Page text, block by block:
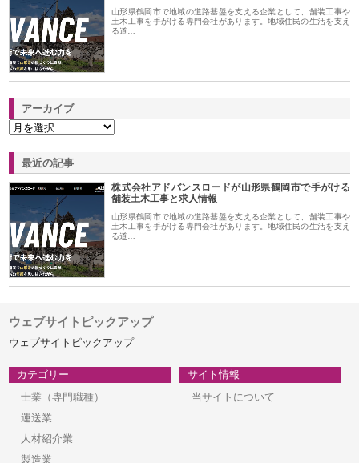
山形県鶴岡市で地域の道路基盤を支える企業として、舗装工事や
土木工事を手がける専門会社があります。地域住民の生活を支え
る道…
アーカイブ
最近の記事
株式会社アドバンスロードが山形県鶴岡市で手がける
舗装土木工事と求人情報
山形県鶴岡市で地域の道路基盤を支える企業として、舗装工事や
土木工事を手がける専門会社があります。地域住民の生活を支え
る道…
ウェブサイトピックアップ
ウェブサイトピックアップ
カテゴリー
士業（専門職種）
運送業
人材紹介業
製造業
サイト情報
当サイトについて